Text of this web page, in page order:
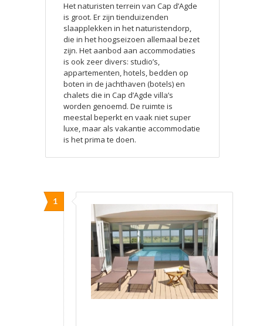
Het naturisten terrein van Cap d’Agde
is groot. Er zijn tienduizenden
slaapplekken in het naturistendorp,
die in het hoogseizoen allemaal bezet
zijn. Het aanbod aan accommodaties
is ook zeer divers: studio’s,
appartementen, hotels, bedden op
boten in de jachthaven (botels) en
chalets die in Cap d’Agde villa’s
worden genoemd. De ruimte is
meestal beperkt en vaak niet super
luxe, maar als vakantie accommodatie
is het prima te doen.
1